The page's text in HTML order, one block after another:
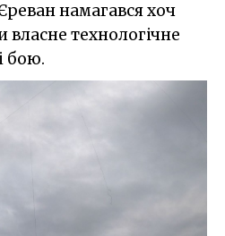
намагався хоч
власне технологічне
бою.